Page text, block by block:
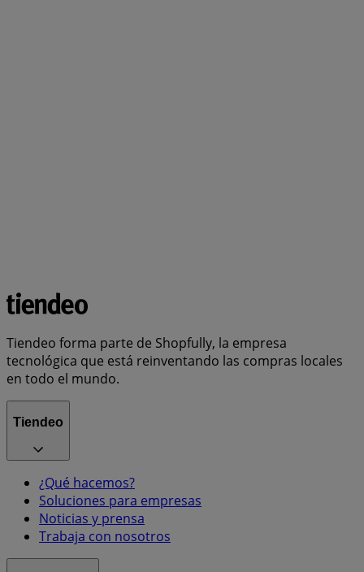
Tiendeo forma parte de Shopfully, la empresa
tecnológica que está reinventando las compras locales
en todo el mundo.
Tiendeo
¿Qué hacemos?
Soluciones para empresas
Noticias y prensa
Trabaja con nosotros